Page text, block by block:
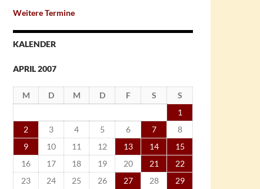
Weitere Termine
KALENDER
APRIL 2007
M D M D F S
S
1
2
3 4 5 6 7
8
9
10 11 12 13 14
15
16
17 18 19 20 21
22
23
24 25 26 27 28
29